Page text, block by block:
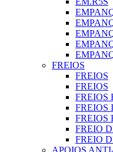
FREIOS
FREIOS
FREIOS
FREIOS
FREIOS
FREIOS
FREIO
FREIO
APOIOS